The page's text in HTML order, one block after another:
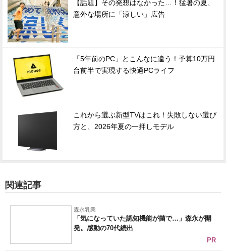
【話題】その発想はなかった…！猛暑の夏、
意外な場所に「涼しい」広告
「5年前のPC」とこんなに違う！予算10万円
台前半で実現する快適PCライフ
これから選ぶ新型TVはこれ！失敗しない選び
方と、2026年夏の一押しモデル
関連記事
森永乳業
「気になっていた認知機能が菌で…」森永が開
発。感動の70代続出
PR